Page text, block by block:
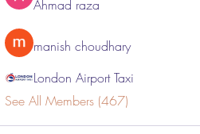
Ahmad raza
manish choudhary
London Airport Taxi
See All Members (467)